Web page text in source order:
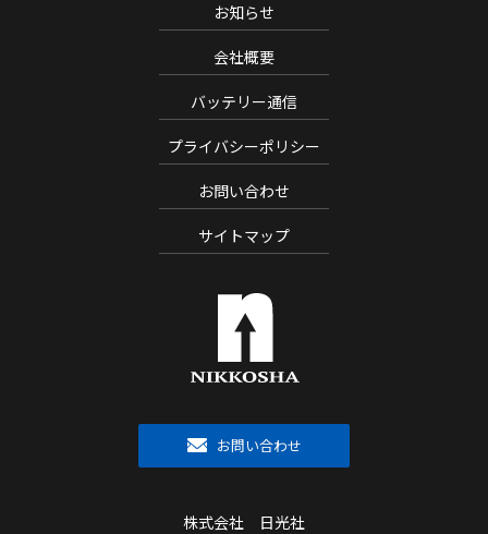
お問い合わせ
株式会社 日光社
お知らせ
会社概要
バッテリー通信
プライバシーポリシー
お問い合わせ
サイトマップ